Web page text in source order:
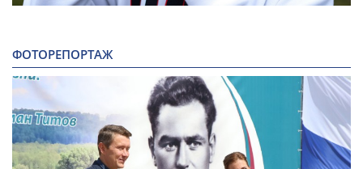
ФОТОРЕПОРТАЖ